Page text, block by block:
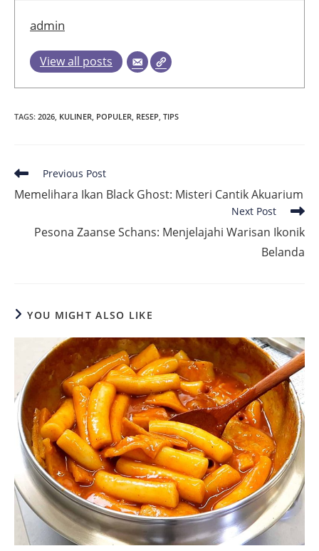
admin
View all posts
TAGS: 2026 KULINER POPULER RESEP TIPS
Read
articles
Previous Post
Memelihara Ikan Black Ghost: Misteri Cantik Akuarium
Next Post
Pesona Zaanse Schans: Menjelajahi Warisan Ikonik
Belanda
YOU MIGHT ALSO LIKE